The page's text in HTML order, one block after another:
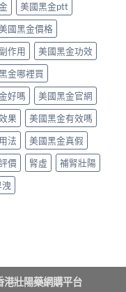
美國黑金ptt
國黑金價格
作用
美國黑金功效
金哪裡買
好嗎
美國黑金官網
果
美國黑金有效嗎
法
美國黑金真假
價 腎虛
補腎壯陽
洩
港壯陽藥網購平台